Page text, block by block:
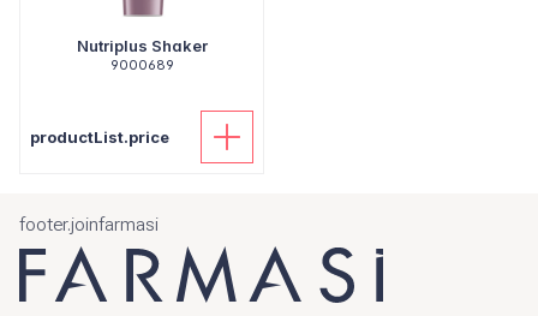
Nutriplus Shaker
9000689
productList.price
footer.joinfarmasi